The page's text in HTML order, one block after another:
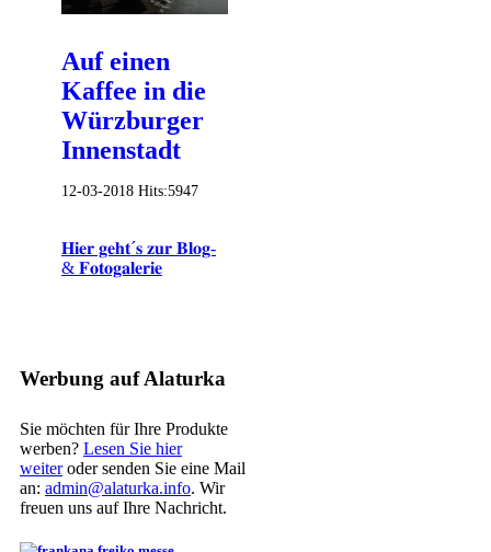
Auf einen
Kaffee in die
Würzburger
Innenstadt
12-03-2018 Hits:5947
𝐇𝐢𝐞𝐫 𝐠𝐞𝐡𝐭´𝐬 𝐳𝐮𝐫 𝐁𝐥𝐨𝐠-
& 𝐅𝐨𝐭𝐨𝐠𝐚𝐥𝐞𝐫𝐢𝐞
Werbung auf Alaturka
Sie möchten für Ihre Produkte
werben? Lesen Sie hier
weiteroder senden Sie eine Mail
an: admin@alaturka.info. Wir
freuen uns auf Ihre Nachricht.